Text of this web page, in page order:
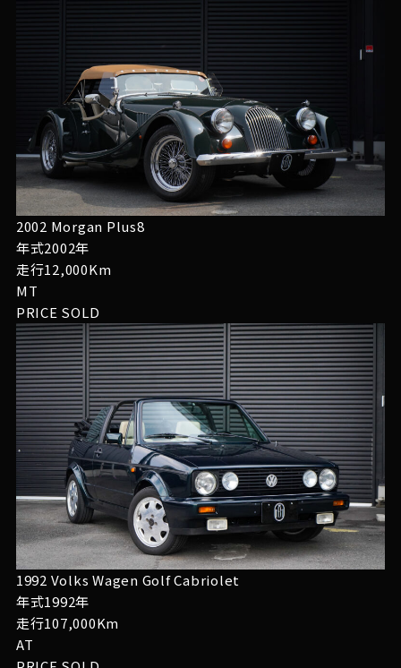
2002 Morgan Plus8
年式2002年
走行12,000Km
MT
PRICE SOLD
1992 Volks Wagen Golf Cabriolet
年式1992年
走行107,000Km
AT